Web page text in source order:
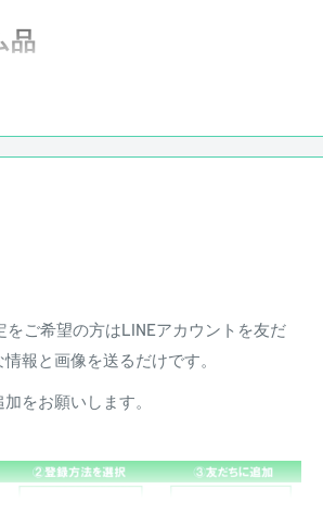
社にて調整、リペアの対応をさせて頂
をご希望の方はLINEアカウントを友だ
報と画像を送るだけです。
をお願いします。